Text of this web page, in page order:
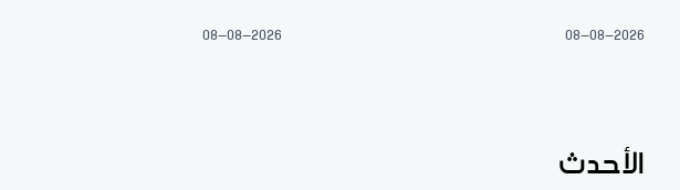
08-08-2026
08-08-2026
الأحدث